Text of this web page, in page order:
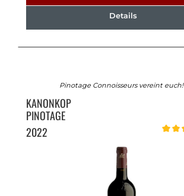
Details
Pinotage Connoisseurs vereint euch!
KANONKOP
PINOTAGE
2022